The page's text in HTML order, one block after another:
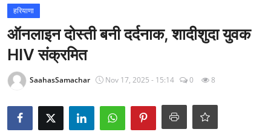
राज्य
अंतराष्ट्रीय
Epaper
हरियाणा
ऑनलाइन दोस्ती बनी दर्दनाक, शादीशुदा युवक
HIV संक्रमित
SaahasSamachar Nov 17, 2025 - 15:14 0 8